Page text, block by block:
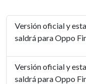
Versión oficial y
saldrá para Oppo
Versión oficial y
saldrá para Oppo